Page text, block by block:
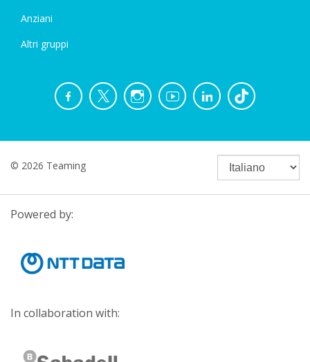
Anziani
Altri gruppi
© 2026 Teaming
Powered by:
In collaboration with: